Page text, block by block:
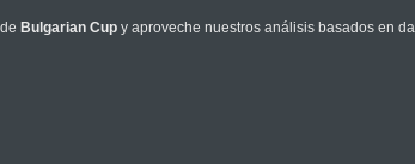
Bulgarian Cup y aproveche nuestros análisis basados en